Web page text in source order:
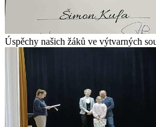
Úspěchy našich žáků ve výtvarných